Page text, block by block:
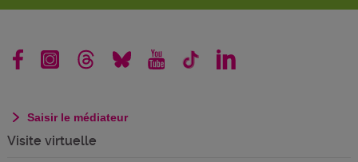
Saisir le médiateur
Visite virtuelle